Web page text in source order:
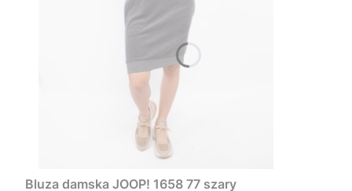
Bluza damska JOOP! 1658 77 szary